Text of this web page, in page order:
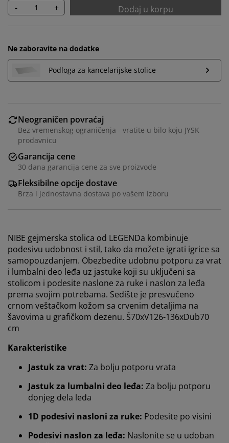
- + Dodaj u korpu
Ne zaboravite na dodatke
Podloga za kancelarijske stolice
Neograničen povraćaj
Bez vremenskog ograničenja - vratite u bilo koju JYSK
prodavnicu
Garancija cene
30 dana garancija cene za sve proizvode
Fleksibilne opcije dostave
Brza i jednostavna dostava po vašem izboru
NIBE gejmerska stolica od LEGENDa kombinuje
podesivu udobnost i stil, tako da možete igrati igrice sa
samopouzdanjem. Obezbedite udobnu potporu za vrat
i lumbalni deo leđa uz jastuke koji su uključeni sa
stolicom i podesite naslone za ruke i naslon za leđa
prema svojim potrebama. Sedište je presvučeno
crnom veštačkom kožom sa crvenim detaljima na
šavovima u grafičkom dezenu. Š70xV126-136xDub70
cm
Karakteristike
Jastuk za vrat: Za bolju potporu vrata
Jastuk za lumbalni deo leđa: Za bolju potporu
donjeg dela leđa
1D podesivi nasloni za ruke: Podesite po visini
Podesivi naslon za leđa: Naslonite se u udoban